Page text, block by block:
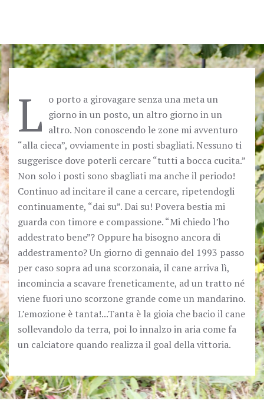
L o porto a girovagare senza una meta un
giorno in un posto, un altro giorno in un
altro. Non conoscendo le zone mi avventuro
“alla cieca”, ovviamente in posti sbagliati. Nessuno ti
suggerisce dove poterli cercare “tutti a bocca cucita.”
Non solo i posti sono sbagliati ma anche il periodo!
Continuo ad incitare il cane a cercare, ripetendogli
continuamente, “dai su”. Dai su! Povera bestia mi
guarda con timore e compassione. “Mi chiedo l’ho
addestrato bene”? Oppure ha bisogno ancora di
addestramento? Un giorno di gennaio del 1993 passo
per caso sopra ad una scorzonaia, il cane arriva lì,
incomincia a scavare freneticamente, ad un tratto né
viene fuori uno scorzone grande come un mandarino.
L’emozione è tanta!...Tanta è la gioia che bacio il cane
sollevandolo da terra, poi lo innalzo in aria come fa
un calciatore quando realizza il goal della vittoria.